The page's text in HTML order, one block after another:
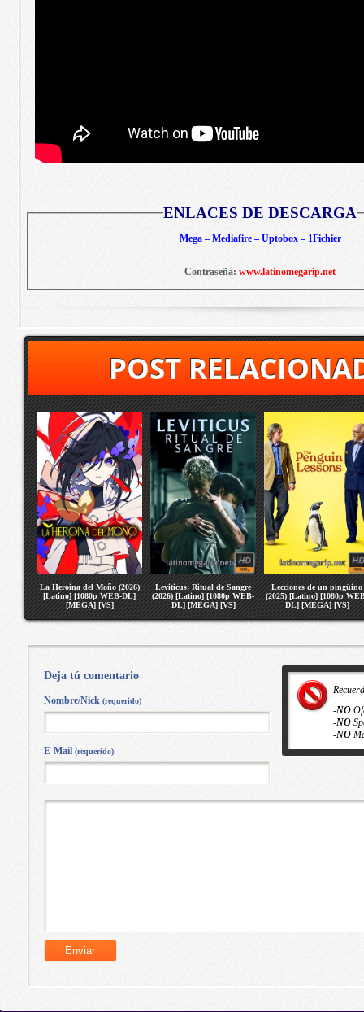
ENLACES DE DESCARGA
Mega – Mediafire – Uptobox – 1Fichier
Contraseña: www.latinomegarip.net
POST
La Heroina del Moño (2026)
[Latino] [1080p WEB-DL]
[MEGA] [VS]
Leviticus: Ritual de Sangre
(2026) [Latino] [1080p WEB-
DL] [MEGA] [VS]
Lecciones de un pingüino
(2025) [Latino] [1080p
DL] [MEGA] [VS]
-NO
-NO
-NO
Deja tú comentario
Nombre/Nick (requerido)
E-Mail (requerido)